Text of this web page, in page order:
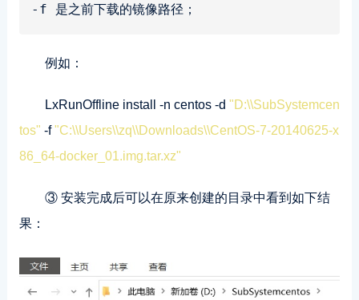
-f 是之前下载的镜像路径；
例如：
LxRunOffline install -n centos -d "D:\\SubSystemcen
tos" -f"C:\\Users\\zq\\Downloads\\CentOS-7-20140625-x
86_64-docker_01.img.tar.xz"
③ 安装完成后可以在原来创建的目录中看到如下结
果：